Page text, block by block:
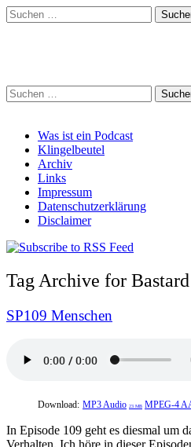
Suchen
nach:
Suchen
nach:
Main
menu
Skip
content
Was ist ein Podcast
Klingelbeutel
Archiv
Links
Impressum
Datenschutzerklärung
Disclaimer
Tag Archive for Bastard
SP109 Menschen
Download: MP3 Audio 23 MB MPEG-4
In Episode 109 geht es diesmal um